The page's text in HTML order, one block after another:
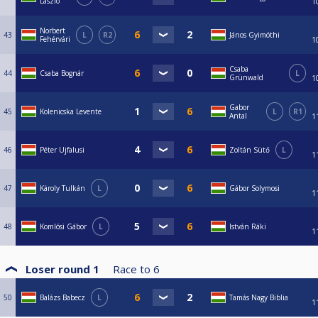
43
Norbert
Fehérvári
L R2 János Gyimóthi
44 Csaba Bognár
Csaba
Grünwald
L
45 Kolenicska Levente
Gabor
Antal
L R1
46 Péter Ujfalusi Zoltán Sütő L
47 Károly Tulkán L Gábor Solymosi
48 Komlósi Gábor L István Ráki
Loser round 1 Race to 6
50 Balázs Babecz L Tamás Nagy Biblia